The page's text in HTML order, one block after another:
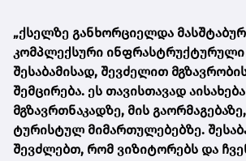
„ქსელზე განხორციელდა
კომპლექსური ინფრასტრუქტურული
შესაბამისად, შევძელით
შემცირება. ეს თავისთავად
მგზავრთნაკადზე, მის
ტურისტულ მიმართულებებზე.
შევძლებთ, რომ ვიზიტორებს და